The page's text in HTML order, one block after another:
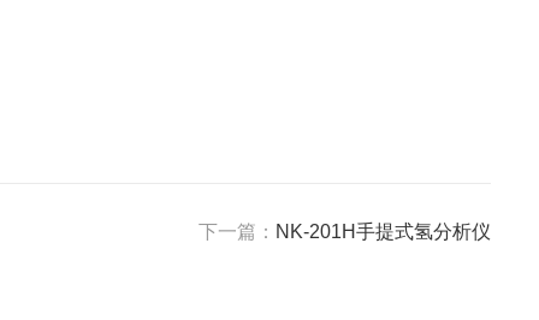
下一篇： NK-201H手提式氢分析仪